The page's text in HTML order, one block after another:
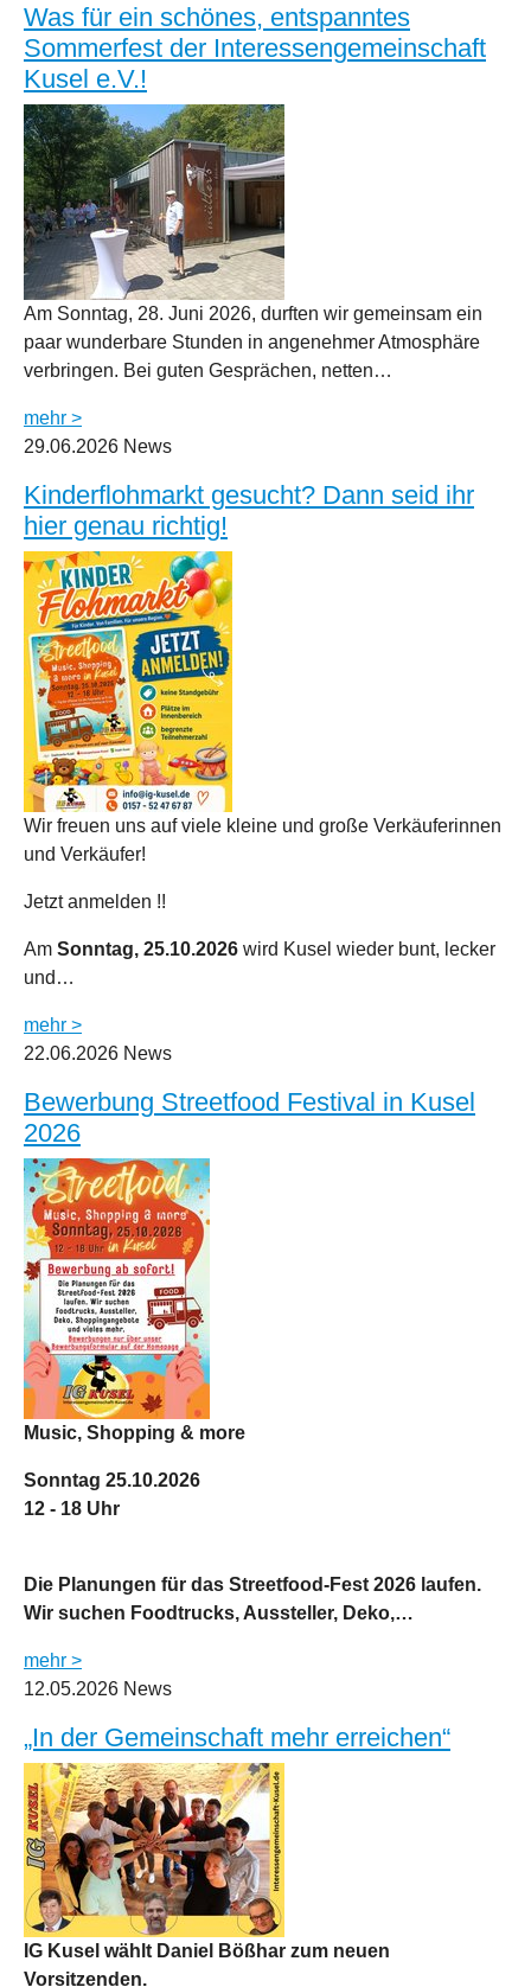
Was für ein schönes, entspanntes
Sommerfest der Interessengemeinschaft
Kusel e.V.!
Am Sonntag, 28. Juni 2026, durften wir gemeinsam ein
paar wunderbare Stunden in angenehmer Atmosphäre
verbringen. Bei guten Gesprächen, netten…
mehr >
29.06.2026 News
Kinderflohmarkt gesucht? Dann seid ihr
hier genau richtig!
Wir freuen uns auf viele kleine und große Verkäuferinnen
und Verkäufer!
Jetzt anmelden !!
Am Sonntag, 25.10.2026 wird Kusel wieder bunt, lecker
und…
mehr >
22.06.2026 News
Bewerbung Streetfood Festival in Kusel
2026
Music, Shopping & more
Sonntag 25.10.2026
12 - 18 Uhr
Die Planungen für das Streetfood-Fest 2026 laufen.
Wir suchen Foodtrucks, Aussteller, Deko,…
mehr >
12.05.2026 News
„In der Gemeinschaft mehr erreichen“
IG Kusel wählt Daniel Bößhar zum neuen
Vorsitzenden.